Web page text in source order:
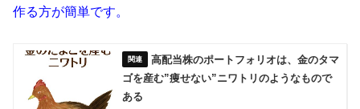
作る方が簡単です。
高配当株のポートフォリオは、金のタマ
ゴを産む”痩せない”ニワトリのようなもので
ある